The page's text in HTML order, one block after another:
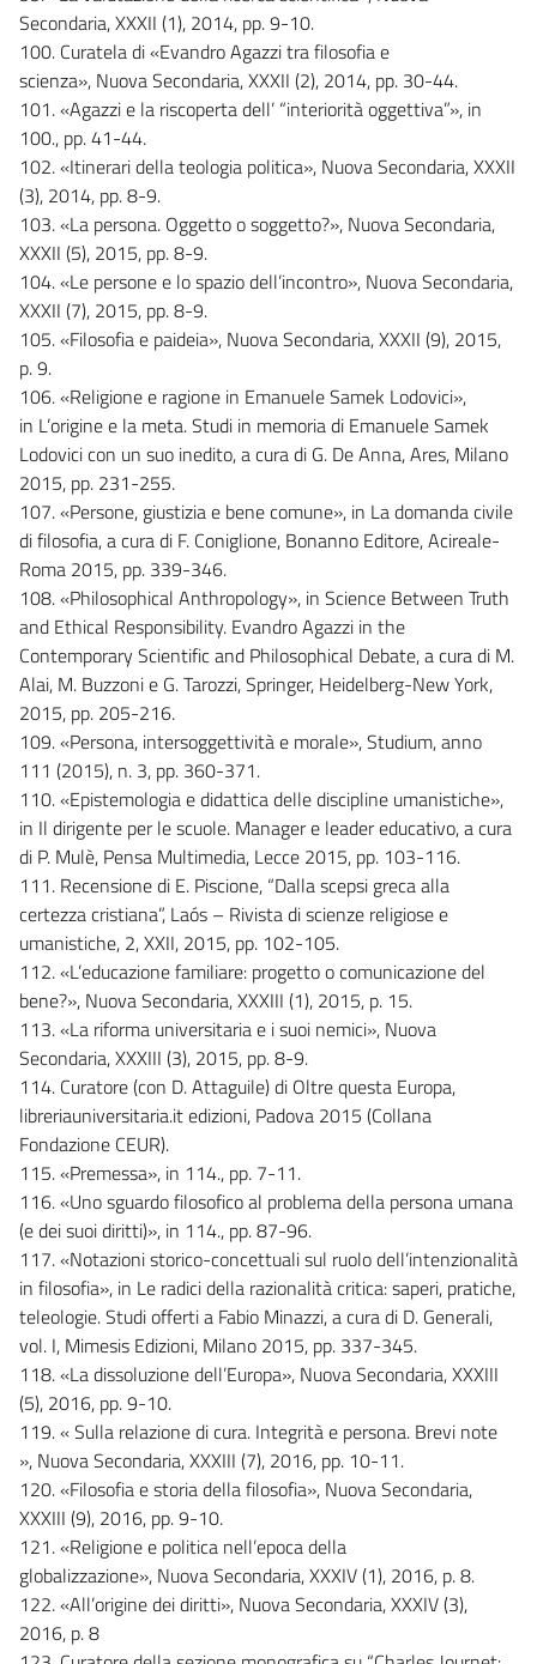
Secondaria, XXXII (1), 2014, pp. 9-10.
100. Curatela di «Evandro Agazzi tra filosofia e
scienza», Nuova Secondaria, XXXII (2), 2014, pp. 30-44.
101. «Agazzi e la riscoperta dell’ “interiorità oggettiva”», in
100., pp. 41-44.
102. «Itinerari della teologia politica», Nuova Secondaria, XXXII
(3), 2014, pp. 8-9.
103. «La persona. Oggetto o soggetto?», Nuova Secondaria,
XXXII (5), 2015, pp. 8-9.
104. «Le persone e lo spazio dell’incontro», Nuova Secondaria,
XXXII (7), 2015, pp. 8-9.
105. «Filosofia e paideia», Nuova Secondaria, XXXII (9), 2015,
p. 9.
106. «Religione e ragione in Emanuele Samek Lodovici»,
in L’origine e la meta. Studi in memoria di Emanuele Samek
Lodovici con un suo inedito, a cura di G. De Anna, Ares, Milano
2015, pp. 231-255.
107. «Persone, giustizia e bene comune», in La domanda civile
di filosofia, a cura di F. Coniglione, Bonanno Editore, Acireale-
Roma 2015, pp. 339-346.
108. «Philosophical Anthropology», in Science Between Truth
and Ethical Responsibility. Evandro Agazzi in the
Contemporary Scientific and Philosophical Debate, a cura di M.
Alai, M. Buzzoni e G. Tarozzi, Springer, Heidelberg-New York,
2015, pp. 205-216.
109. «Persona, intersoggettività e morale», Studium, anno
111 (2015), n. 3, pp. 360-371.
110. «Epistemologia e didattica delle discipline umanistiche»,
in Il dirigente per le scuole. Manager e leader educativo, a cura
di P. Mulè, Pensa Multimedia, Lecce 2015, pp. 103-116.
111. Recensione di E. Piscione, “Dalla scepsi greca alla
certezza cristiana”, Laós – Rivista di scienze religiose e
umanistiche, 2, XXII, 2015, pp. 102-105.
112. «L’educazione familiare: progetto o comunicazione del
bene?», Nuova Secondaria, XXXIII (1), 2015, p. 15.
113. «La riforma universitaria e i suoi nemici», Nuova
Secondaria, XXXIII (3), 2015, pp. 8-9.
114. Curatore (con D. Attaguile) di Oltre questa Europa,
libreriauniversitaria.it edizioni, Padova 2015 (Collana
Fondazione CEUR).
115. «Premessa», in 114., pp. 7-11.
116. «Uno sguardo filosofico al problema della persona umana
(e dei suoi diritti)», in 114., pp. 87-96.
117. «Notazioni storico-concettuali sul ruolo dell’intenzionalità
in filosofia», in Le radici della razionalità critica: saperi, pratiche,
teleologie. Studi offerti a Fabio Minazzi, a cura di D. Generali,
vol. I, Mimesis Edizioni, Milano 2015, pp. 337-345.
118. «La dissoluzione dell’Europa», Nuova Secondaria, XXXIII
(5), 2016, pp. 9-10.
119. « Sulla relazione di cura. Integrità e persona. Brevi note
», Nuova Secondaria, XXXIII (7), 2016, pp. 10-11.
120. «Filosofia e storia della filosofia», Nuova Secondaria,
XXXIII (9), 2016, pp. 9-10.
121. «Religione e politica nell’epoca della
globalizzazione», Nuova Secondaria, XXXIV (1), 2016, p. 8.
122. «All’origine dei diritti», Nuova Secondaria, XXXIV (3),
2016, p. 8